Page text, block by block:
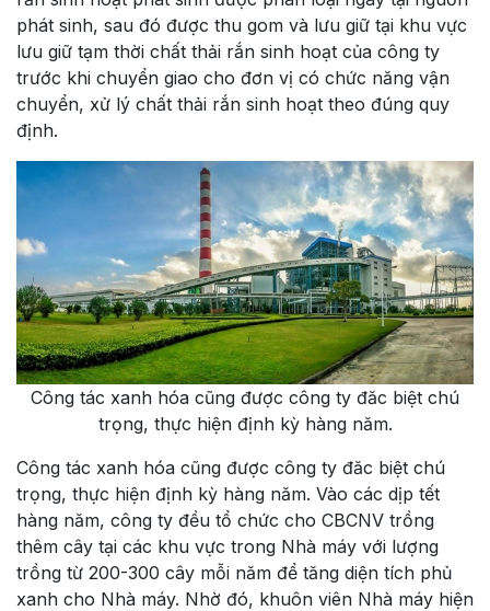
phát sinh, sau đó được thu gom và lưu giữ tại khu vực
lưu giữ tạm thời chất thải rắn sinh hoạt của công ty
trước khi chuyển giao cho đơn vị có chức năng vận
chuyển, xử lý chất thải rắn sinh hoạt theo đúng quy
định.
Công tác xanh hóa cũng được công ty đăc biệt chú
trọng, thực hiện định kỳ hàng năm.
Công tác xanh hóa cũng được công ty đăc biệt chú
trọng, thực hiện định kỳ hàng năm. Vào các dịp tết
hàng năm, công ty đều tổ chức cho CBCNV trồng
thêm cây tại các khu vực trong Nhà máy với lượng
trồng từ 200-300 cây mỗi năm để tăng diện tích phủ
xanh cho Nhà máy. Nhờ đó, khuôn viên Nhà máy hiện